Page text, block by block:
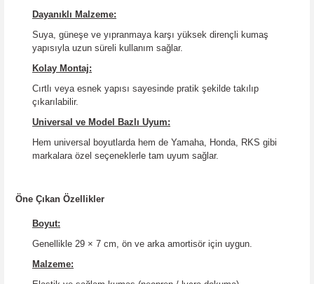
Dayanıklı Malzeme:
Suya, güneşe ve yıpranmaya karşı yüksek dirençli kumaş
yapısıyla uzun süreli kullanım sağlar.
Kolay Montaj:
Cırtlı veya esnek yapısı sayesinde pratik şekilde takılıp
çıkarılabilir.
Universal ve Model Bazlı Uyum:
Hem universal boyutlarda hem de Yamaha, Honda, RKS gibi
markalara özel seçeneklerle tam uyum sağlar.
Öne Çıkan Özellikler
Boyut:
Genellikle 29 × 7 cm, ön ve arka amortisör için uygun.
Malzeme: